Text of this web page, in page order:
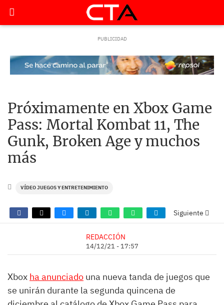
Próximamente en Xbox Game
Pass: Mortal Kombat 11, The
Gunk, Broken Age y muchos
más
VÍDEO JUEGOS Y ENTRETENIMIENTO
Siguiente
REDACCIÓN
14/12/21 - 17:57
Xbox ha anunciado una nueva tanda de juegos que
se unirán durante la segunda quincena de